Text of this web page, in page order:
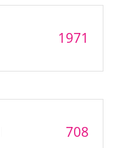
1971
708